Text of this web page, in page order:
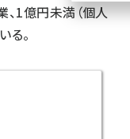
1億円未満（個人
る。